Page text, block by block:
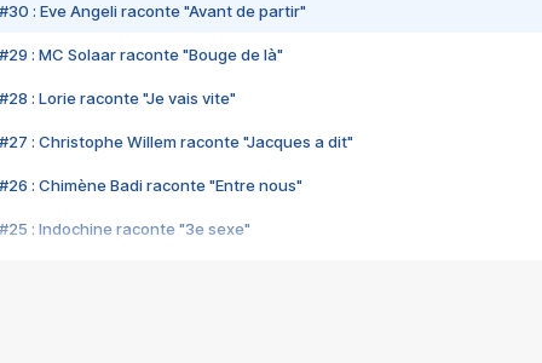
#30 : Eve Angeli raconte "Avant de partir"
#29 : MC Solaar raconte "Bouge de là"
#28 : Lorie raconte "Je vais vite"
#27 : Christophe Willem raconte "Jacques a dit"
#26 : Chimène Badi raconte "Entre nous"
#25 : Indochine raconte "3e sexe"